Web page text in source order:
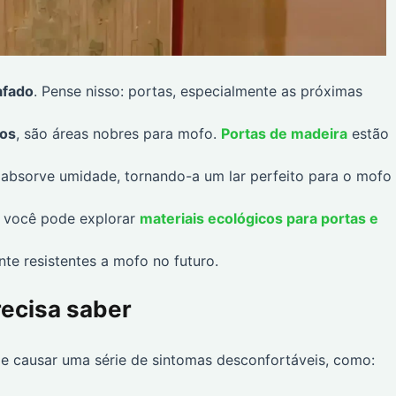
. Pense nisso: portas, especialmente as próximas
, são áreas nobres para mofo. Portas de madeira estão
umidade, tornando-a um lar perfeito para o mofo
você pode explorar materiais ecológicos para portas e
resistentes a mofo no futuro.
saber
causar uma série de sintomas desconfortáveis, como: